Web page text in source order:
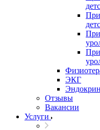
ЭКГ
Отзывы
Вакансии
Услуги